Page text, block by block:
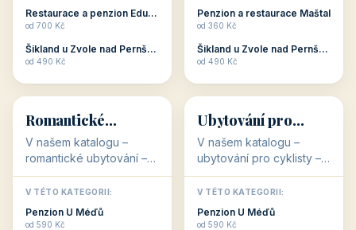
Restaurace a penzion Eduard
od 700 Kč
Šikland u Zvole nad Pernštejnem
od 490 Kč
Penzion a restaurace Maštal
od 360 Kč
Šikland u Zvole nad Pernštejnem
od 490 Kč
💕
💕
Romantické
ubytování
V našem katalogu –
romantické ubytování –
jsou pro Vás připraveny
objekty, které svojí
stavbou, polohou anebo
zaměřením nabízí
V TÉTO KATEGORII:
Penzion U Méďů
od 590 Kč
🚴
🚴
32 objektů
Ubytování pro
cyklisty
V našem katalogu –
ubytování pro cyklisty –
jsou pro Vás připraveny
objekty, které jsou na
milovníky cykloturistiky
připraveny. Většinou mají
V TÉTO KATEGORII:
Penzion U Méďů
od 590 Kč